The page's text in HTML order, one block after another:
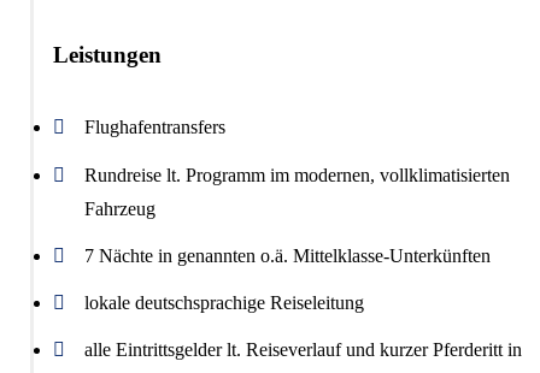
Leistungen
Flughafentransfers
Rundreise lt. Programm im modernen, vollklimatisierten
Fahrzeug
7 Nächte in genannten o.ä. Mittelklasse-Unterkünften
lokale deutschsprachige Reiseleitung
alle Eintrittsgelder lt. Reiseverlauf und kurzer Pferderitt in